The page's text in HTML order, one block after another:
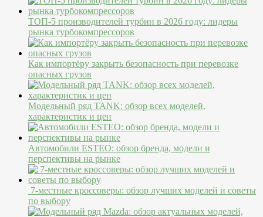
ТОП-5 производителей турбин в 2026 году: лидеры
рынка турбокомпрессоров
Как импортёру закрыть безопасность при перевозке
опасных грузов
Модельный ряд TANK: обзор всех моделей,
характеристик и цен
Автомобили ESTEO: обзор бренда, модели и
перспективы на рынке
7-местные кроссоверы: обзор лучших моделей и советы
по выбору